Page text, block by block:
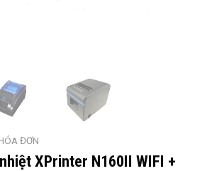
ĐƠN
XPrinter N160II WIFI +